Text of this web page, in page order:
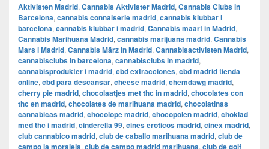
Aktivisten Madrid, Cannabis Aktivister Madrid, Cannabis Clubs in
Barcelona, cannabis connaiserie madrid, cannabis klubbar i
barcelona, cannabis klubbar i madrid, Cannabis maart in Madrid,
Cannabis Marihuana Madrid, cannabis marijuana madrid, Cannabis
Mars i Madrid, Cannabis März in Madrid, Cannabisactivisten Madrid,
cannabisclubs in barcelona, cannabisclubs in madrid,
cannabisprodukter i madrid, cbd extracciones, cbd madrid tienda
online, cbd para descansar, cheese madrid, chemdawg madrid,
cherry pie madrid, chocolaatjes met thc in madrid, chocolates con
thc en madrid, chocolates de marihuana madrid, chocolatinas
cannabicas madrid, chocolope madrid, chocopolen madrid, choklad
med thc i madrid, cinderella 99, cines eroticos madrid, cinex madrid,
club cannabico madrid, club de caballo marihuana madrid, club de
campo la moraleja, club de campo madrid marihuana, club de golf